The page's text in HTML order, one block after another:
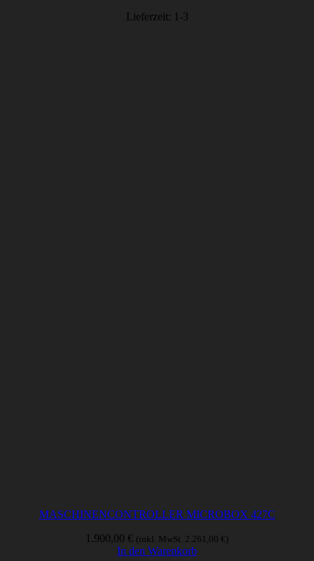
Lieferzeit: 1-3
MASCHINENCONTROLLER MICROBOX 427C
1.900,00 € (inkl. MwSt. 2.261,00 € )
In den Warenkorb